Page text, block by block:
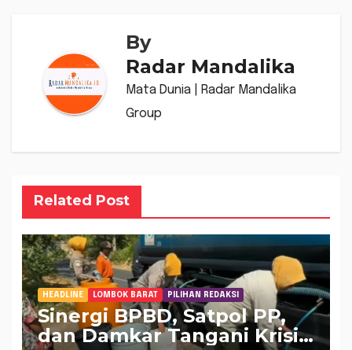
By
Radar Mandalika
Mata Dunia | Radar Mandalika
Group
Related Post
HEADLINE LOMBOK BARAT PILIHAN REDAKSI
Sinergi BPBD, Satpol PP,
dan Damkar Tangani Krisis